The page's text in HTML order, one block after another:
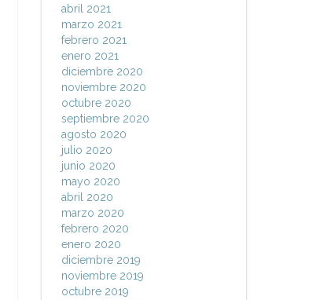
abril 2021
marzo 2021
febrero 2021
enero 2021
diciembre 2020
noviembre 2020
octubre 2020
septiembre 2020
agosto 2020
julio 2020
junio 2020
mayo 2020
abril 2020
marzo 2020
febrero 2020
enero 2020
diciembre 2019
noviembre 2019
octubre 2019